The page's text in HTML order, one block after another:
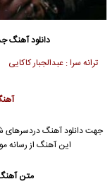
دانلود آهنگ
ترانه سرا : عبدالجبار
جهت دانلود آهنگ دردسرهای
این آهنگ از رسانه
متن